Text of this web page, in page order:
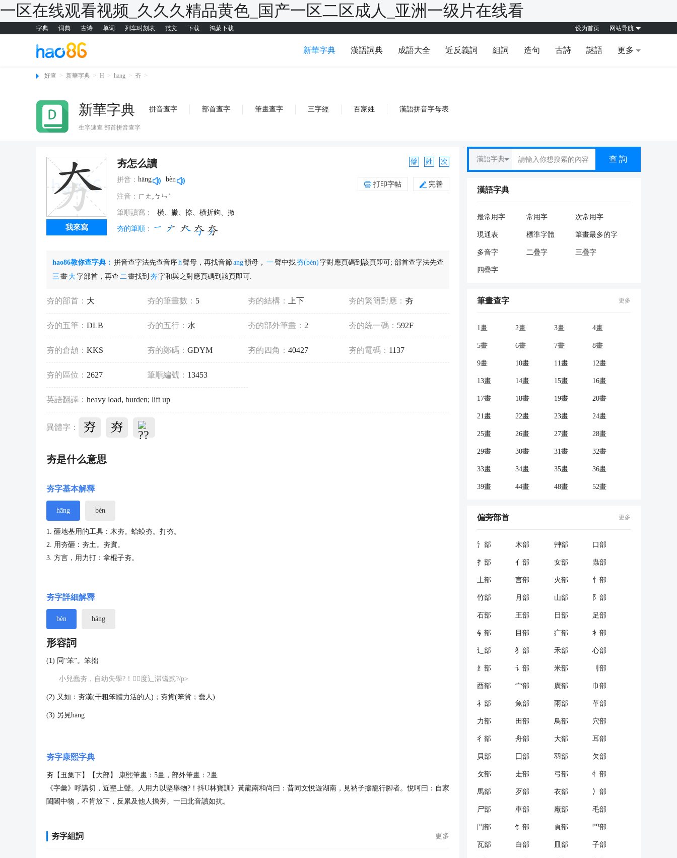
一区在线观看视频_久久久精品黄色_国产一区二区成人_亚洲一级片在线看
字典 词典 古诗 单词 列车时刻表 范文 下载 鸿蒙下载 设为首页 网站导航
新華字典 漢語詞典 成語大全 近反義詞 組詞 造句 古詩 謎語 更多
好查 > 新華字典 > H > hang > 夯 >
新華字典 拼音查字 部首查字 筆畫查字 三字經 百家姓 漢語拼音字母表
生字速查 部首拼音查字
我來寫
夯怎么讀
拼音： hāng bèn
注音： ㄏㄤ,ㄅㄣˋ
筆順讀寫： 橫、撇、捺、橫折鉤、撇
夯的筆順 ：
僻 姓 次
打印字帖 完善
hao86教你查字典： 拼音查字法先查音序h聲母，再找音節 ang韻母， 一聲中找 夯(bèn) 字對應頁碼到該頁即可; 部首查字法先查
三 畫 大字部首，再查 二畫找到 夯字和與之對應頁碼到該頁即可.
夯的部首： 大 夯的筆畫數： 5 夯的結構： 上下 夯的繁簡對應： 夯
夯的五筆： DLB 夯的五行： 水 夯的部外筆畫： 2 夯的統一碼： 592F
夯的倉頡： KKS 夯的鄭碼： GDYM 夯的四角： 40427 夯的電碼： 1137
夯的區位： 2627 筆順編號： 13453
英語翻譯： heavy load, burden; lift up
異體字：
夯是什么意思
夯字基本解釋
hāng bèn
1. 砸地基用的工具：木夯。蛤蟆夯。打夯。
2. 用夯砸：夯土。夯實。
3. 方言，用力打：拿棍子夯。
夯字詳細解釋
bèn hāng
形容詞
(1) 同“笨”。笨拙
小兒蠢夯，自幼失學?！度辶滞馐贰?/p>
(2) 又如：夯漢(干粗笨體力活的人)；夯貨(笨貨；蠢人)
(3) 另見hāng
夯字康熙字典
夯【丑集下】【大部】 康熙筆畫：5畫，部外筆畫：2畫
《字彙》呼講切，近壑上聲。人用力以堅舉物?！抖U林寶訓》黃龍南和尚曰：昔同文悅遊湖南，見衲子擔籠行腳者。悅呵曰：自家
閨閣中物，不肯放下，反累及他人擔夯。一曰北音讀如抗。
夯字組詞 更多
漢語字典 查 詢
漢語字典
最常用字 常用字 次常用字
現通表 標準字體 筆畫最多的字
多音字 二疊字 三疊字
四疊字
筆畫查字 更多
1畫 2畫 3畫 4畫
5畫 6畫 7畫 8畫
9畫 10畫 11畫 12畫
13畫 14畫 15畫 16畫
17畫 18畫 19畫 20畫
21畫 22畫 23畫 24畫
25畫 26畫 27畫 28畫
29畫 30畫 31畫 32畫
33畫 34畫 35畫 36畫
39畫 44畫 48畫 52畫
偏旁部首 更多
氵部 木部 艸部 口部
扌部 亻部 女部 蟲部
土部 言部 火部 忄部
竹部 月部 山部 阝部
石部 王部 日部 足部
钅部 目部 疒部 衤部
辶部 犭部 禾部 心部
纟部 讠部 米部 刂部
酉部 宀部 廣部 巾部
礻部 魚部 雨部 革部
力部 田部 鳥部 穴部
彳部 舟部 大部 耳部
貝部 囗部 羽部 欠部
攵部 走部 弓部 牜部
馬部 歹部 衣部 冫部
尸部 車部 廠部 毛部
門部 饣部 頁部 罒部
瓦部 白部 皿部 子部